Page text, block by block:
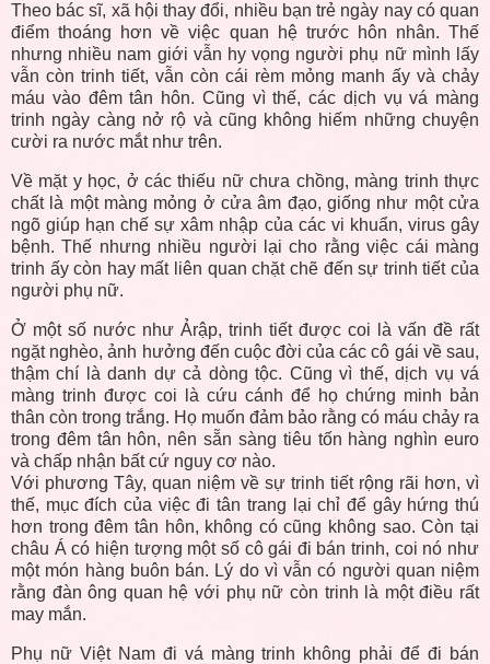
Theo bác sĩ, xã hội thay đổi, nhiều bạn trẻ ngày nay có quan
điểm thoáng hơn về việc quan hệ trước hôn nhân. Thế
nhưng nhiều nam giới vẫn hy vọng người phụ nữ mình lấy
vẫn còn trinh tiết, vẫn còn cái rèm mỏng manh ấy và chảy
máu vào đêm tân hôn. Cũng vì thế, các dịch vụ vá màng
trinh ngày càng nở rộ và cũng không hiếm những chuyện
cười ra nước mắt như trên.
Về mặt y học, ở các thiếu nữ chưa chồng, màng trinh thực
chất là một màng mỏng ở cửa âm đạo, giống như một cửa
ngõ giúp hạn chế sự xâm nhập của các vi khuẩn, virus gây
bệnh. Thế nhưng nhiều người lại cho rằng việc cái màng
trinh ấy còn hay mất liên quan chặt chẽ đến sự trinh tiết của
người phụ nữ.
Ở một số nước như Ảrập, trinh tiết được coi là vấn đề rất
ngặt nghèo, ảnh hưởng đến cuộc đời của các cô gái về sau,
thậm chí là danh dự cả dòng tộc. Cũng vì thế, dịch vụ vá
màng trinh được coi là cứu cánh để họ chứng minh bản
thân còn trong trắng. Họ muốn đảm bảo rằng có máu chảy ra
trong đêm tân hôn, nên sẵn sàng tiêu tốn hàng nghìn euro
và chấp nhận bất cứ nguy cơ nào.
Với phương Tây, quan niệm về sự trinh tiết rộng rãi hơn, vì
thế, mục đích của việc đi tân trang lại chỉ để gây hứng thú
hơn trong đêm tân hôn, không có cũng không sao. Còn tại
châu Á có hiện tượng một số cô gái đi bán trinh, coi nó như
một món hàng buôn bán. Lý do vì vẫn có người quan niệm
rằng đàn ông quan hệ với phụ nữ còn trinh là một điều rất
may mắn.
Phụ nữ Việt Nam đi vá màng trinh không phải để đi bán